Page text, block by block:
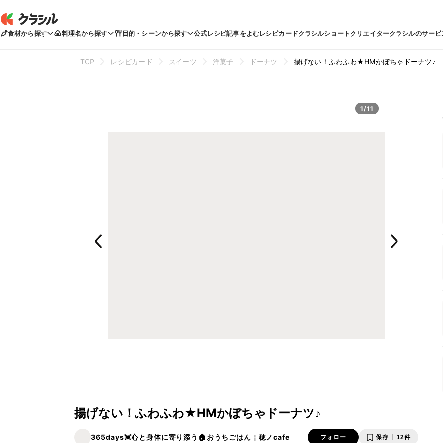
食材から探す 料理名から探す 目的・シーンから探す 公式レシピ記事をよむレシピカードクラシルショートクリエイタークラシルのサービ
TOP レシピカード スイーツ 洋菓子 ドーナツ 揚げない！ふわふわ★HMかぼちゃドーナツ♪
1/11
揚げない！ふわふわ★HMかぼちゃドーナツ♪
365days💓‪心と身体に寄り添う🏠おうちごはん￤穂ノcafe フォロー 保存 12件